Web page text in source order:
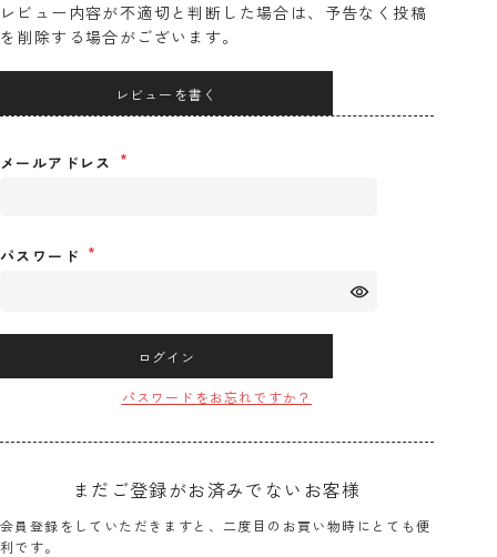
レビュー内容が不適切と判断した場合は、予告なく投稿
を削除する場合がございます。
レビューを書く
メールアドレス
パスワード
ログイン
パスワードをお忘れですか？
まだご登録がお済みでないお客様
会員登録をしていただきますと、二度目のお買い物時にとても便
利です。